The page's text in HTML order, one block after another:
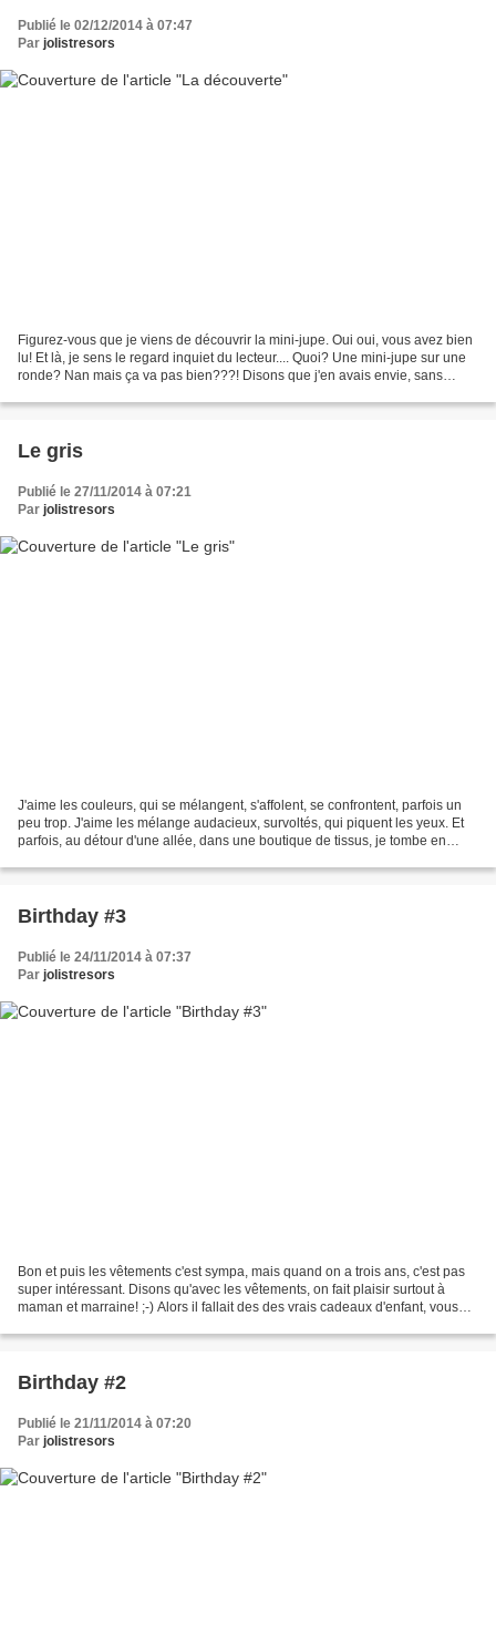
Publié le 02/12/2014 à 07:47
Par jolistresors
Figurez-vous que je viens de découvrir la mini-jupe. Oui oui, vous avez bien
lu! Et là, je sens le regard inquiet du lecteur.... Quoi? Une mini-jupe sur une
ronde? Nan mais ça va pas bien???! Disons que j'en avais envie, sans
Le gris
Publié le 27/11/2014 à 07:21
Par jolistresors
J'aime les couleurs, qui se mélangent, s'affolent, se confrontent, parfois un
peu trop. J'aime les mélange audacieux, survoltés, qui piquent les yeux. Et
parfois, au détour d'une allée, dans une boutique de tissus, je tombe en
Birthday #3
Publié le 24/11/2014 à 07:37
Par jolistresors
Bon et puis les vêtements c'est sympa, mais quand on a trois ans, c'est pas
super intéressant. Disons qu'avec les vêtements, on fait plaisir surtout à
maman et marraine! ;-) Alors il fallait des des vrais cadeaux d'enfant, vous
Birthday #2
Publié le 21/11/2014 à 07:20
Par jolistresors